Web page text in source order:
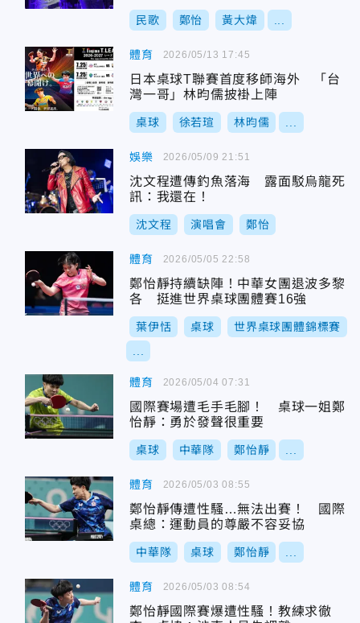
交情
民歌 鄭怡 黃大煒
體育
日本桌球T聯賽首度移師海外 「台
灣一哥」林昀儒披褂上陣
桌球 徐若瑄 林昀儒
2026/05/13 17:45
娛樂
沈文程遭傳釣魚落海 露面駁烏龍死
訊：我還在！
沈文程 演唱會 鄭怡
2026/05/09 21:51
體育
鄭怡靜持續缺陣！中華女團退波多黎
各 挺進世界桌球團體賽16強
葉伊恬 桌球 世界桌球團體錦標賽
2026/05/05 22:58
體育
國際賽場遭毛手毛腳！ 桌球一姐鄭
怡靜：勇於發聲很重要
桌球 中華隊 鄭怡靜
2026/05/04 07:31
體育
鄭怡靜傳遭性騷…無法出賽！ 國際
桌總：運動員的尊嚴不容妥協
中華隊 桌球 鄭怡靜
2026/05/03 08:55
體育
鄭怡靜國際賽爆遭性騷！教練求徹
2026/05/03 08:54